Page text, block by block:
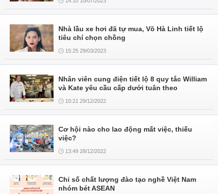
Nhà lầu xe hơi đã tự mua, Võ Hà Linh tiết lộ
tiêu chí chọn chồng
15:25 29/03/2023
Nhân viên cung điện tiết lộ 8 quy tắc William
và Kate yêu cầu cấp dưới tuân theo
10:21 29/12/2022
Cơ hội nào cho lao động mất việc, thiếu
việc?
13:49 28/12/2022
Chỉ số chất lượng đào tạo nghề Việt Nam
nhóm bét ASEAN